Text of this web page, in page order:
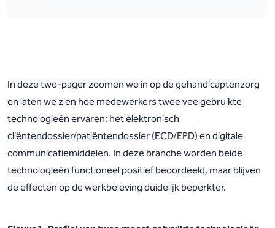
In deze two-pager zoomen we in op de gehandicaptenzorg
en laten we zien hoe medewerkers twee veelgebruikte
technologieën ervaren: het elektronisch
cliëntendossier/patiëntendossier (ECD/EPD) en digitale
communicatiemiddelen. In deze branche worden beide
technologieën functioneel positief beoordeeld, maar blijven
de effecten op de werkbeleving duidelijk beperkter.